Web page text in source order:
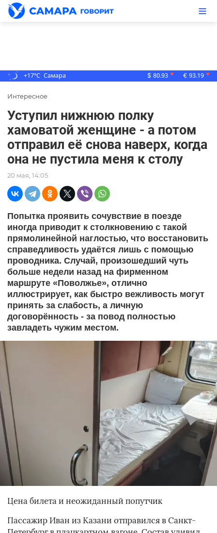
+17°C Самара $ 80.93 ▼ € 93.19 ▼
Интересное
Уступил нижнюю полку
хамоватой женщине - а потом
отправил её снова наверх, когда
она не пустила меня к столу
20 мая, 14:05
Попытка проявить сочувствие в поезде
иногда приводит к столкновению с такой
прямолинейной наглостью, что восстановить
справедливость удаётся лишь с помощью
проводника. Случай, произошедший чуть
больше недели назад на фирменном
маршруте «Поволжье», отлично
иллюстрирует, как быстро вежливость могут
принять за слабость, а личную
договорённость - за повод полностью
завладеть чужим местом.
Цена билета и неожиданный попутчик
Пассажир Иван из Казани отправился в Санкт-